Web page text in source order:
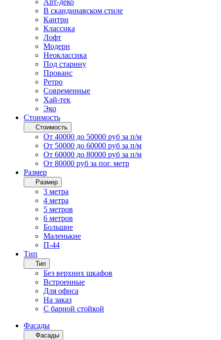
Арт-деко
В скандинавском стиле
Кантри
Классика
Лофт
Модерн
Неоклассика
Под старину
Прованс
Ретро
Современные
Хай-тек
Эко
Стоимость
Стоимость
От 40000 до 50000 руб за п/м
От 50000 до 60000 руб за п/м
От 60000 до 80000 руб за п/м
От 80000 руб за пог. метр
Размер
Размер
3 метра
4 метра
5 метров
6 метров
Большие
Маленькие
П-44
Тип
Тип
Без верхних шкафов
Встроенные
Для офиса
На заказ
С барной стойкой
Фасады
Фасады